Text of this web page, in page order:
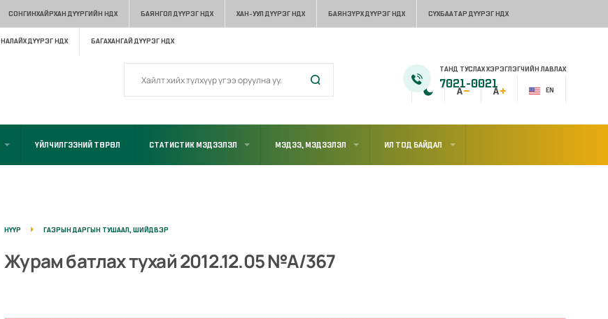
СОНГИНХАЙРХАН ДҮҮРГИЙН НДХ БАЯНГОЛ ДҮҮРЭГ НДХ ХАН-УУЛ ДҮҮРЭГ НДХ БАЯНЗҮРХ ДҮҮРЭГ НДХ СҮХБААТАР ДҮҮРЭГ НДХ
НАЛАЙХ ДҮҮРЭГ НДХ БАГАХАНГАЙ ДҮҮРЭГ НДХ
EN
ТАНД ТУСЛАХ ХЭРЭГЛЭГЧИЙН ЛАВЛАХ
7021-0021
ҮЙЛЧИЛГЭЭНИЙ ТӨРӨЛ СТАТИСТИК МЭДЭЭЛЭЛ МЭДЭЭ, МЭДЭЭЛЭЛ ИЛ ТОД БАЙДАЛ
НҮҮР ГАЗРЫН ДАРГЫН ТУШААЛ, ШИЙДВЭР
Журам батлах тухай 2012.12.05 №А/367